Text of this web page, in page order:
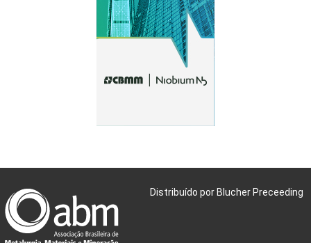
Distribuído por Blucher Preceeding